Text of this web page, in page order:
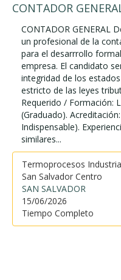
CONTADOR
CONTADOR GENERAL
un profesional de la
para el desarrrollo
empresa. El candidato
integridad de los
estricto de las leyes
Requerido / Formación:
(Graduado).
Indispensable).
similares...
Termoprocesos
San Salvador Centro
SAN SALVADOR
15/06/2026
Tiempo Completo